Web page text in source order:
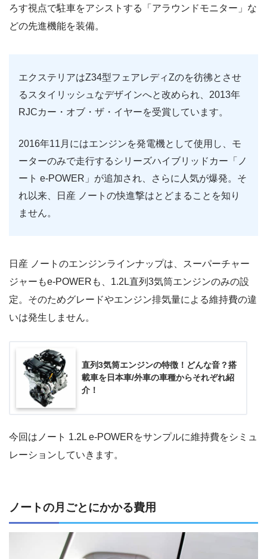
ろす視点で駐車をアシストする「アラウンドモニター」な
どの先進機能を装備。
エクステリアはZ34型フェアレディZのを彷彿とさせ
るスタイリッシュなデザインへと改められ、2013年
RJCカー・オブ・ザ・イヤーを受賞しています。
2016年11月にはエンジンを発電機として使用し、モ
ーターのみで走行するシリーズハイブリッドカー「ノ
ート e-POWER」が追加され、さらに人気が爆発。そ
れ以来、日産 ノートの快進撃はとどまることを知り
ません。
日産 ノートのエンジンラインナップは、スーパーチャー
ジャーもe-POWERも、1.2L直列3気筒エンジンのみの設
定。そのためグレードやエンジン排気量による維持費の違
いは発生しません。
直列3気筒エンジンの特徴！どんな音？搭
載車を日本車/外車の車種からそれぞれ紹
介！
今回はノート 1.2L e-POWERをサンプルに維持費をシミュ
レーションしていきます。
ノートの月ごとにかかる費用